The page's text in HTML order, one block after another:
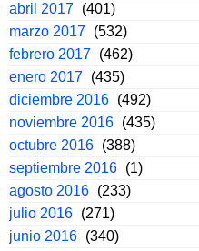
abril 2017 (401)
marzo 2017 (532)
febrero 2017 (462)
enero 2017 (435)
diciembre 2016 (492)
noviembre 2016 (435)
octubre 2016 (388)
septiembre 2016 (1)
agosto 2016 (233)
julio 2016 (271)
junio 2016 (340)